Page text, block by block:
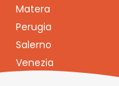
Matera
Perugia
Salerno
Venezia